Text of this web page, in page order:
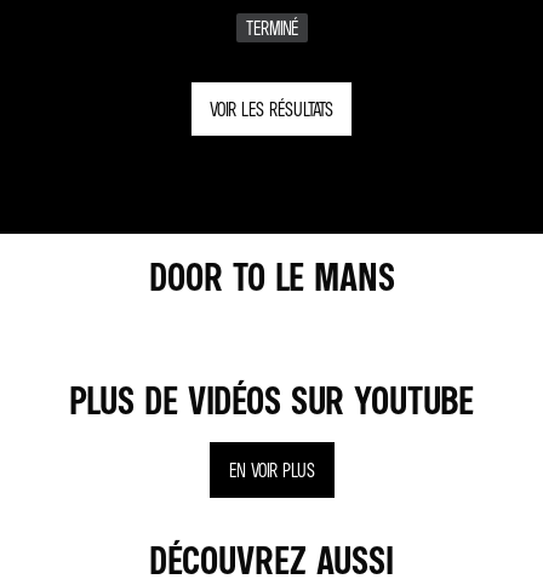
TERMINÉ
VOIR LES RÉSULTATS
DOOR TO LE MANS
PLUS DE VIDÉOS SUR YOUTUBE
EN VOIR PLUS
DÉCOUVREZ AUSSI